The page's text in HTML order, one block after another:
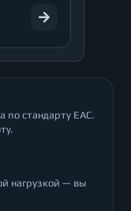
по стандарту ЕАС.
нагрузкой — вы